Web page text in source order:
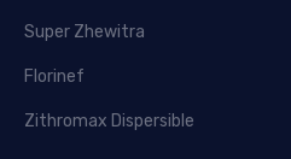
Super Zhewitra
Florinef
Zithromax Dispersible